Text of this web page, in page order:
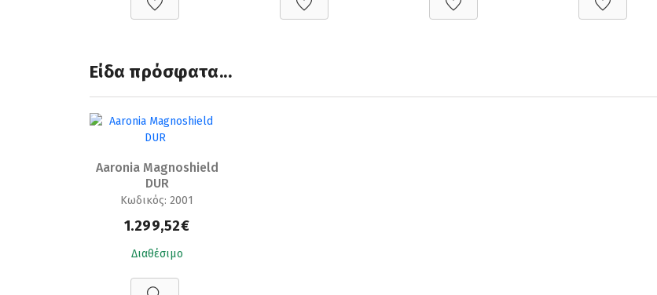
Είδα πρόσφατα...
Aaronia Magnoshield
DUR
Κωδικός: 2001
1.299,52€
Διαθέσιμο